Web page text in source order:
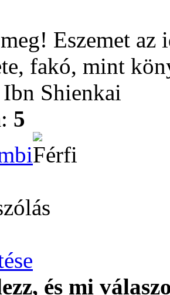
Eszemet az
fakó, mint
Shienkai
5
és mi